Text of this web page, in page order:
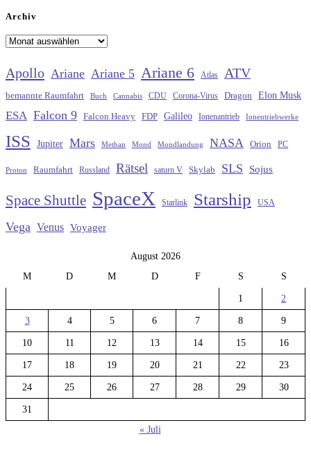
Archiv
Archiv
Apollo Ariane Ariane 5 Ariane 6 Atlas ATV
bemannte Raumfahrt Buch Cannabis CDU Corona-Virus Dragon Elon Musk
ESA Falcon 9 Falcon Heavy FDP Galileo Ionenantrieb Ionentriebwerke
ISS Jupiter Mars Methan Mond Mondlandung NASA Orion PC
Proton Raumfahrt Russland Rätsel saturn V Skylab SLS Sojus
Space Shuttle SpaceX Starlink Starship USA
Vega Venus Voyager
August 2026
M
D M D F S S
1 2
3 4 5 6 7 8 9
10 11 12 13 14 15 16
17 18 19 20 21 22 23
24 25 26 27 28 29 30
31
« Juli